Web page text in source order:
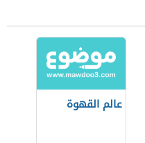
عالم القهوة